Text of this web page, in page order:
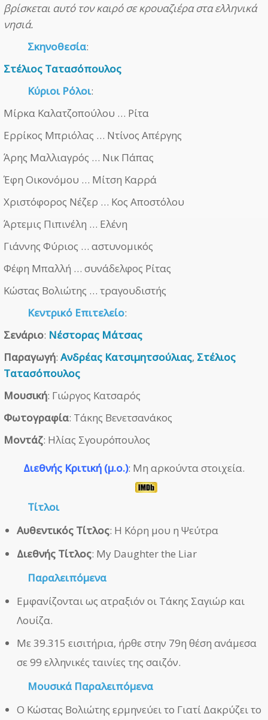
βρίσκεται αυτό τον καιρό σε κρουαζιέρα στα ελληνικά
νησιά.
Σκηνοθεσία:
Στέλιος Τατασόπουλος
Κύριοι Ρόλοι:
Μίρκα Καλατζοπούλου … Ρίτα
Ερρίκος Μπριόλας … Ντίνος Απέργης
Άρης Μαλλιαγρός … Νικ Πάπας
Έφη Οικονόμου … Μίτση Καρρά
Χριστόφορος Νέζερ … Κος Αποστόλου
Άρτεμις Πιπινέλη … Ελένη
Γιάννης Φύριος … αστυνομικός
Φέφη Μπαλλή … συνάδελφος Ρίτας
Κώστας Βολιώτης … τραγουδιστής
Κεντρικό Επιτελείο:
Σενάριο: Νέστορας Μάτσας
Παραγωγή: Ανδρέας Κατσιμητσούλιας, Στέλιος
Τατασόπουλος
Μουσική: Γιώργος Κατσαρός
Φωτογραφία: Τάκης Βενετσανάκος
Μοντάζ: Ηλίας Σγουρόπουλος
Διεθνής Κριτική (μ.ο.): Μη αρκούντα στοιχεία.
Τίτλοι
Αυθεντικός Τίτλος: Η Κόρη μου η Ψεύτρα
Διεθνής Τίτλος: My Daughter the Liar
Παραλειπόμενα
Εμφανίζονται ως ατραξιόν οι Τάκης Σαγιώρ και
Λουίζα.
Με 39.315 εισιτήρια, ήρθε στην 79η θέση ανάμεσα
σε 99 ελληνικές ταινίες της σαιζόν.
Μουσικά Παραλειπόμενα
Ο Κώστας Βολιώτης ερμηνεύει το Γιατί Δακρύζει το